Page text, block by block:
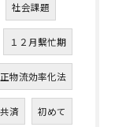
社会課題
１２月繫忙期
物流効率化法
済 初めて